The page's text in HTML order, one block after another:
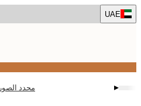
Skip
to
UAE
▸ محدد الصور